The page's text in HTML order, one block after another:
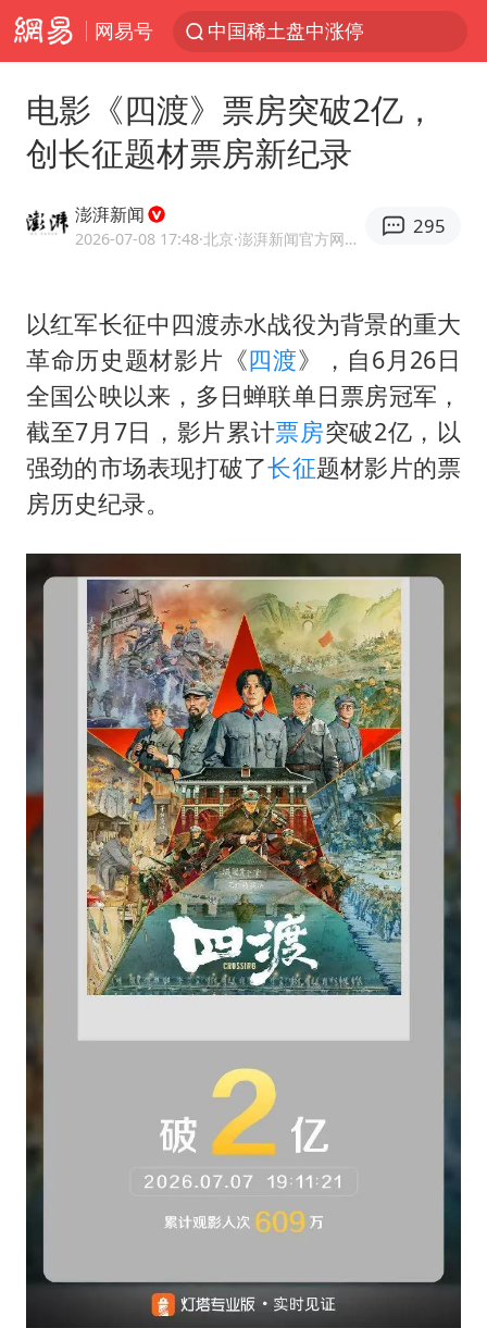
网易号
中国稀土盘中涨停
公司“上四休三”但要降薪1000元
OpenAI为免费用户升级GPT-5.6 Luna
泸溪河：桃酥吃出金属牙冠视频不实
“中国蔬菜之乡”最高温达41.8℃
日本广岛民众举行游行反对政府行径
27岁女子成组织卖淫集团主犯被通缉
电影《四渡》票房突破2亿，
创长征题材票房新纪录
澎湃新闻
2026-07-08 17:48·北京 ·澎湃新闻官方网易号
295
以红军长征中四渡赤水战役为背景的重大
革命历史题材影片《四渡》，自6月26日
全国公映以来，多日蝉联单日票房冠军，
截至7月7日，影片累计票房突破2亿，以
强劲的市场表现打破了长征题材影片的票
房历史纪录。